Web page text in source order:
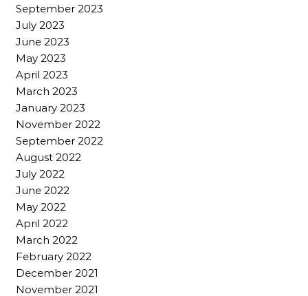
September 2023
July 2023
June 2023
May 2023
April 2023
March 2023
January 2023
November 2022
September 2022
August 2022
July 2022
June 2022
May 2022
April 2022
March 2022
February 2022
December 2021
November 2021